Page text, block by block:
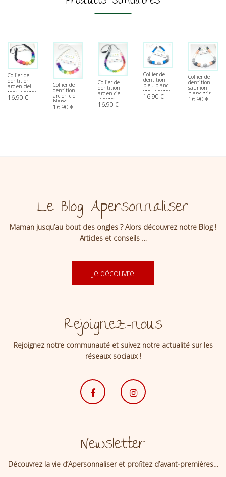
Collier de
dentition
arc en ciel
noir silicone
16.90 €
Collier de
dentition
arc en ciel
blanc
silicone
16.90 €
Collier de
dentition
arc en ciel
silicone
16.90€
Collier de
dentition
bleu blanc
gris silicone
16.90 €
Collier de
dentition
saumon
blanc gris
silicone
16.90€
Le Blog Apersonnaliser
Maman jusqu’au bout des ongles ? Alors découvrez notre Blog !
Articles et conseils …
Je découvre
Rejoignez-nous
Rejoignez notre communauté et suivez notre actualité sur les
réseaux sociaux !
Newsletter
Découvrez la vie d’Apersonnaliser et profitez d’avant-premières…